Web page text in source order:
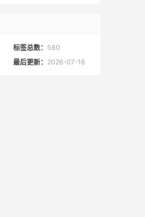
标签总数： 580
最后更新： 2026-07-16